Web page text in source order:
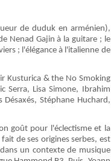
de duduk en arménien),
Nenad Gajin à la guitare ; le
; l'élégance à l'italienne de
Kusturica & the No Smoking
Serra, Lisa Simone, Ibrahim
Stéphane Huchard,
goût pour l'éclectisme et la
de ses origines serbes, est
un contexte de musique